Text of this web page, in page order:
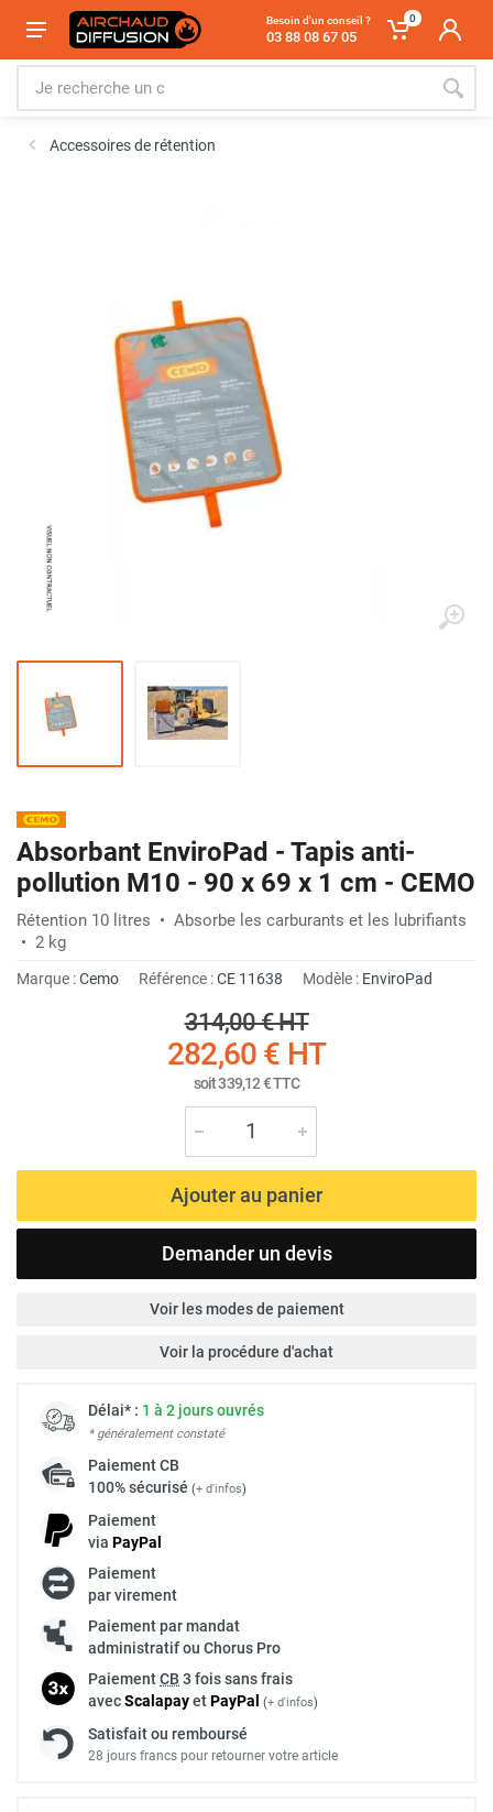
Besoin d'un conseil ?
03 88 08 67 05
0
Accessoires de rétention
Absorbant EnviroPad - Tapis anti-
pollution M10 - 90 x 69 x 1 cm - CEMO
Rétention 10 litres • Absorbe les carburants et les lubrifiants
• 2 kg
Marque :Cemo Référence :CE 11638 Modèle : EnviroPad
314,00 €HT
282,60 € HT
soit339,12 €TTC
Ajouter au panier
Demander un devis
Voir les modes de paiement
Voir la procédure d'achat
Délai* : 1 à 2 jours ouvrés
* généralement constaté
PaiementCB
100% sécurisé (+ d'infos)
Paiement
via PayPal
Paiement
par virement
Paiement par mandat
administratif ou Chorus Pro
PaiementCB 3 fois sans frais
avecScalapayetPayPal (+ d'infos)
Satisfait ou remboursé
28 jours francs pour retourner votre article